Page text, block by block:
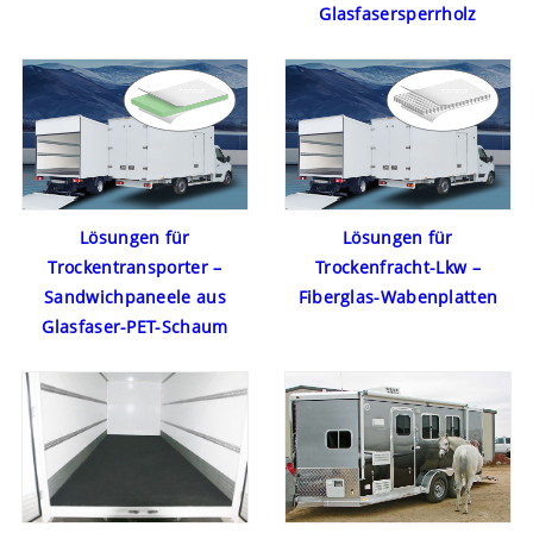
Glasfasersperrholz
Lösungen für
Trockentransporter –
Sandwichpaneele aus
Glasfaser-PET-Schaum
Lösungen für
Trockenfracht-Lkw –
Fiberglas-Wabenplatten